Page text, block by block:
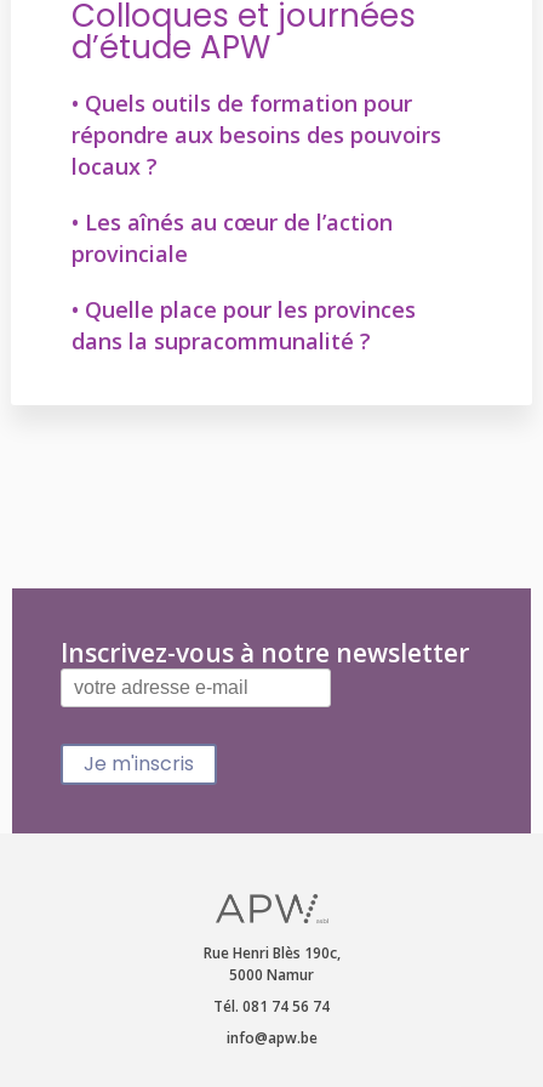
Colloques et journées
d’étude APW
• Quels outils de formation pour
répondre aux besoins des pouvoirs
locaux ?
• Les aînés au cœur de l’action
provinciale
• Quelle place pour les provinces
dans la supracommunalité ?
Inscrivez-vous à notre newsletter
Je m'inscris
Rue Henri Blès 190c,
5000 Namur
Tél. 081 74 56 74
info@apw.be